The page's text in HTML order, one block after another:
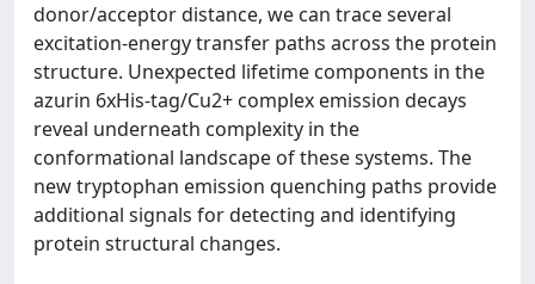
donor/acceptor distance, we can trace several
excitation-energy transfer paths across the protein
structure. Unexpected lifetime components in the
azurin 6xHis-tag/Cu2+ complex emission decays
reveal underneath complexity in the
conformational landscape of these systems. The
new tryptophan emission quenching paths provide
additional signals for detecting and identifying
protein structural changes.